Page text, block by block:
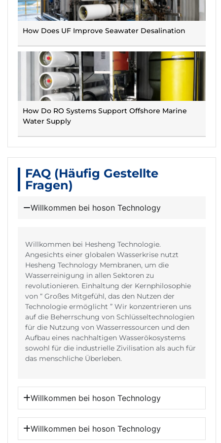
How Does UF Improve Seawater Desalination
How Do RO Systems Support Offshore Marine
Water Supply
FAQ (häufig Gestellte
Fragen)
Willkommen bei hoson Technology
Willkommen bei Hesheng Technologie.
Angesichts einer globalen Wasserkrise nutzt
Hesheng Technology Membranen, um die
Wasserreinigung in allen Sektoren zu
revolutionieren. Einhaltung der Kernphilosophie
von “ Großes Mitgefühl, das den Nutzen der
Technologie ermöglicht ” Wir konzentrieren uns
auf die Beherrschung von Schlüsseltechnologien
für die Nutzung von Wasserressourcen und den
Aufbau eines nachhaltigen Wasserökosystems
sowohl für die industrielle Zivilisation als auch für
das menschliche Überleben.
Willkommen bei hoson Technology
Willkommen bei hoson Technology